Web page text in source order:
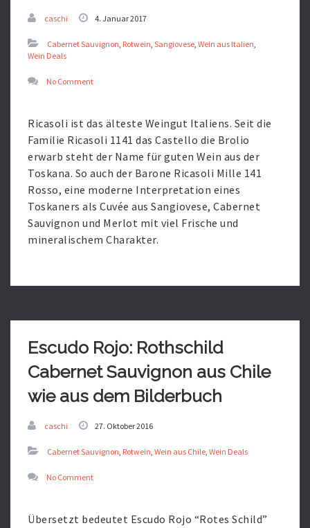
caschi 4. Januar 2017
Cabernet Sauvignon, Rotwein, Sangiovese, Wein aus Italien,
Wein Deals
No Comment
Ricasoli ist das älteste Weingut Italiens. Seit die
Familie Ricasoli 1141 das Castello die Brolio
erwarb steht der Name für guten Wein aus der
Toskana. So auch der Barone Ricasoli Mille 141
Rosso, eine moderne Interpretation eines
Toskaners als Cuvée aus Sangiovese, Cabernet
Sauvignon und Merlot mit viel Frische und
mineralischem Charakter.
Escudo Rojo: Rothschild
Cabernet Sauvignon aus Chile
wie aus dem Bilderbuch
caschi 27. Oktober 2016
Cabernet Sauvignon, Rotwein, Wein aus Chile, Wein Deals
No Comment
Übersetzt bedeutet Escudo Rojo “Rotes Schild”